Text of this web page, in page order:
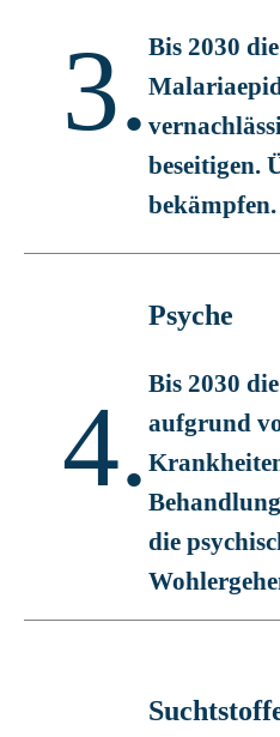
3. Bis 2030
beseitigen.
bekämpfen.
4.
Psyche
Bis 2030
aufgrund
die